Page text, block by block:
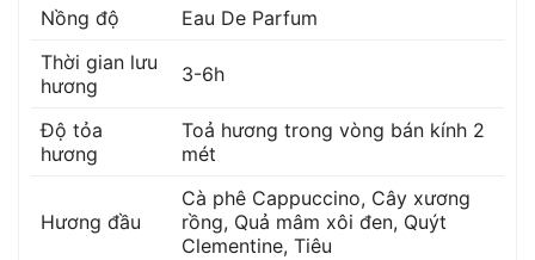
Nồng độ
Eau De Parfum
Thời gian lưu
hương
3-6h
Độ tỏa
hương
Toả hương trong vòng bán kính 2
mét
Hương đầu
Cà phê Cappuccino, Cây xương
rồng, Quả mâm xôi đen, Quýt
Clementine, Tiêu